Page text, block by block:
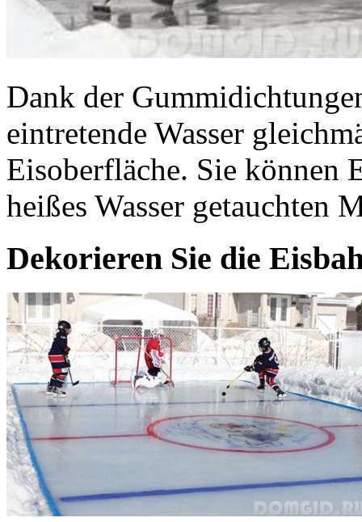
Dank der
eintretende Wasser
Eisoberfläche. Sie können
heißes Wasser getauchten
Dekorieren Sie die